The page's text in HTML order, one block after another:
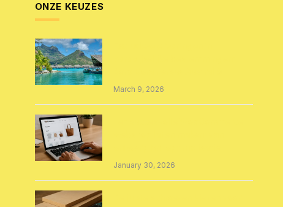
ONZE KEUZES
March 9, 2026
January 30, 2026